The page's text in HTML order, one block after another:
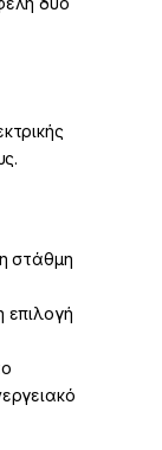
στάθμη
επιλογή